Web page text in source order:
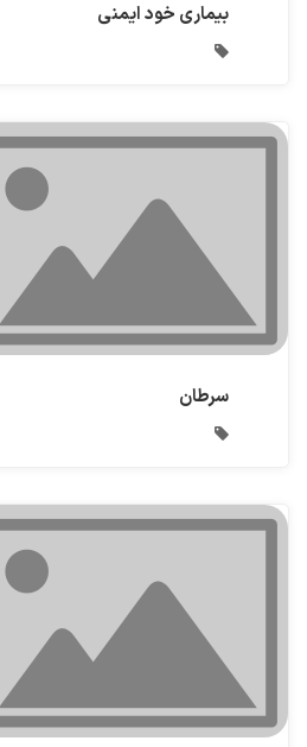
بیماری خود ایمنی
سرطان